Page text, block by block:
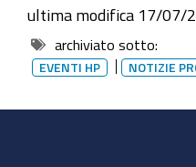
Hackathon
blue
economy
ultima modifica 17/07/
archiviato sotto:
EVENTI HP NOTIZIE